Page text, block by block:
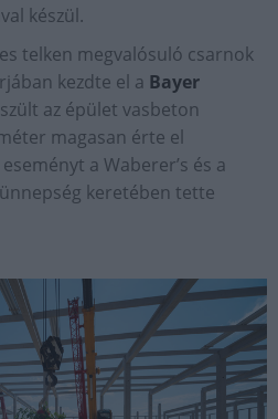
készül.
telken megvalósuló csarnok
kezdte el a Bayer
az épület vasbeton
magasan érte el
a Waberer’s és a
keretében tette